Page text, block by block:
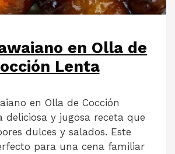
en Olla de
Lenta
en Olla de Cocción
deliciosa y jugosa receta que
dulces y salados. Este
para una cena familiar